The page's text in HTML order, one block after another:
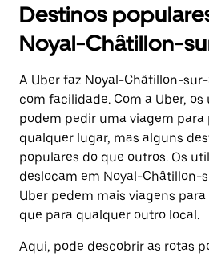
interagir
com
o
calendário
selecionar
uma
data.
Prima
o
botão
Esc
para
fechar
o
calendário.
Destinos
Noyal-Châtillon-
A Uber faz Noyal-Châtillon-
com facilidade. Com a Uber, os
podem pedir uma viagem
qualquer lugar, mas alguns
populares do que outros. Os
deslocam em Noyal-Châtillon-
Uber pedem mais viagens para
que para qualquer outro local.
Aqui, pode descobrir as rotas